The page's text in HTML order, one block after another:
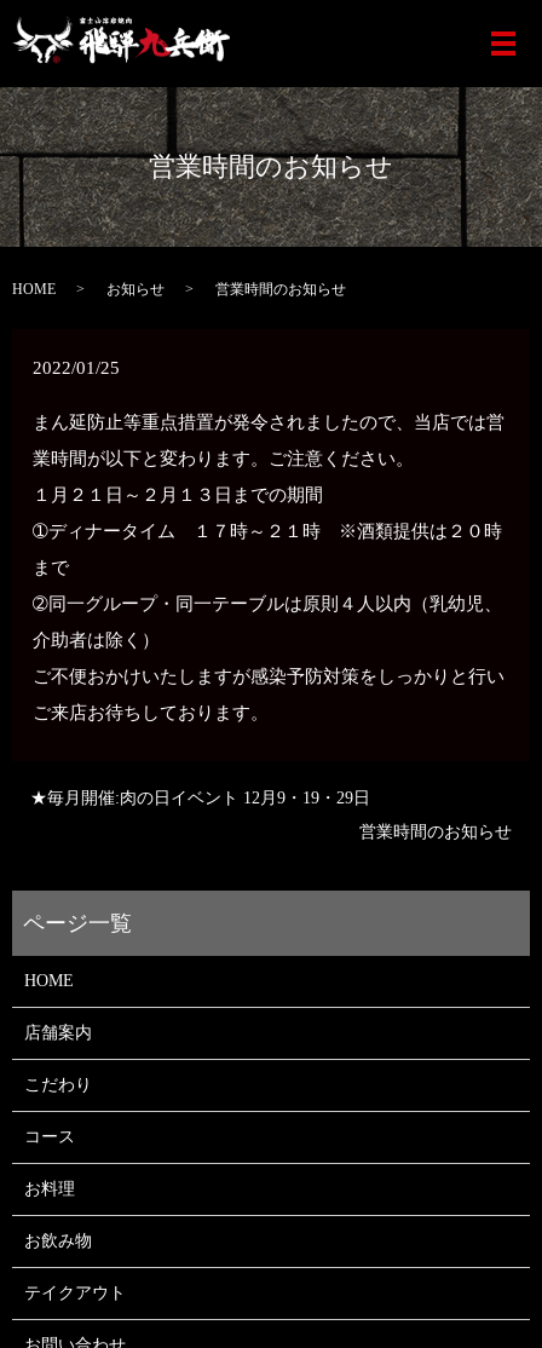
営業時間のお知らせ
HOME お知らせ 営業時間のお知らせ
2022/01/25
まん延防止等重点措置が発令されましたので、当店では営
業時間が以下と変わります。ご注意ください。
１月２１日～２月１３日までの期間
➀ディナータイム １７時～２１時 ※酒類提供は２０時
まで
➁同一グループ・同一テーブルは原則４人以内（乳幼児、
介助者は除く）
ご不便おかけいたしますが感染予防対策をしっかりと行い
ご来店お待ちしております。
★毎月開催:肉の日イベント 12月9・19・29日
営業時間のお知らせ
HOME
店舗案内
こだわり
コース
お料理
お飲み物
テイクアウト